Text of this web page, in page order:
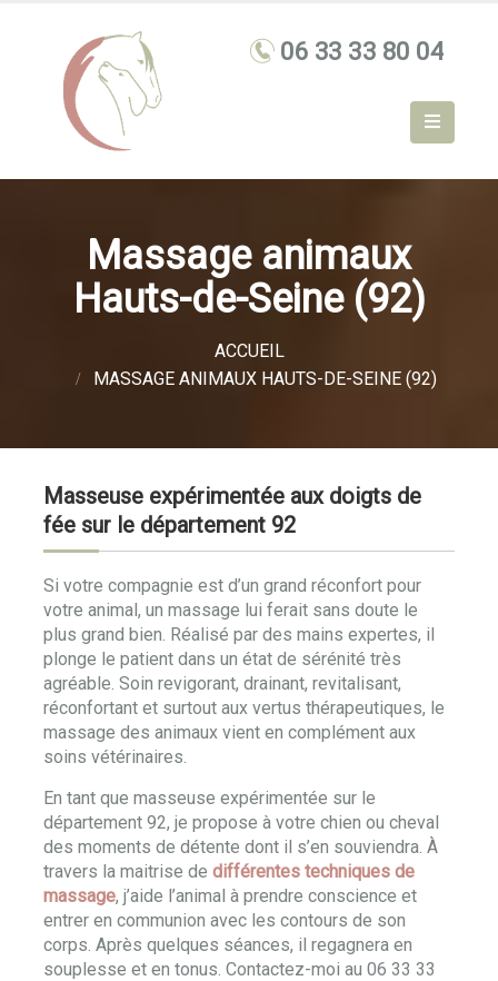
Massage animaux
Hauts-de-Seine (92)
ACCUEIL
MASSAGE ANIMAUX HAUTS-DE-SEINE (92)
Masseuse expérimentée aux doigts de
fée sur le département 92
Si votre compagnie est d’un grand réconfort pour
votre animal, un massage lui ferait sans doute le
plus grand bien. Réalisé par des mains expertes, il
plonge le patient dans un état de sérénité très
agréable. Soin revigorant, drainant, revitalisant,
réconfortant et surtout aux vertus thérapeutiques, le
massage des animaux vient en complément aux
soins vétérinaires.
En tant que masseuse expérimentée sur le
département 92, je propose à votre chien ou cheval
des moments de détente dont il s’en souviendra. À
travers la maitrise de différentes techniques de
massage, j’aide l’animal à prendre conscience et
entrer en communion avec les contours de son
corps. Après quelques séances, il regagnera en
souplesse et en tonus. Contactez-moi au 06 33 33